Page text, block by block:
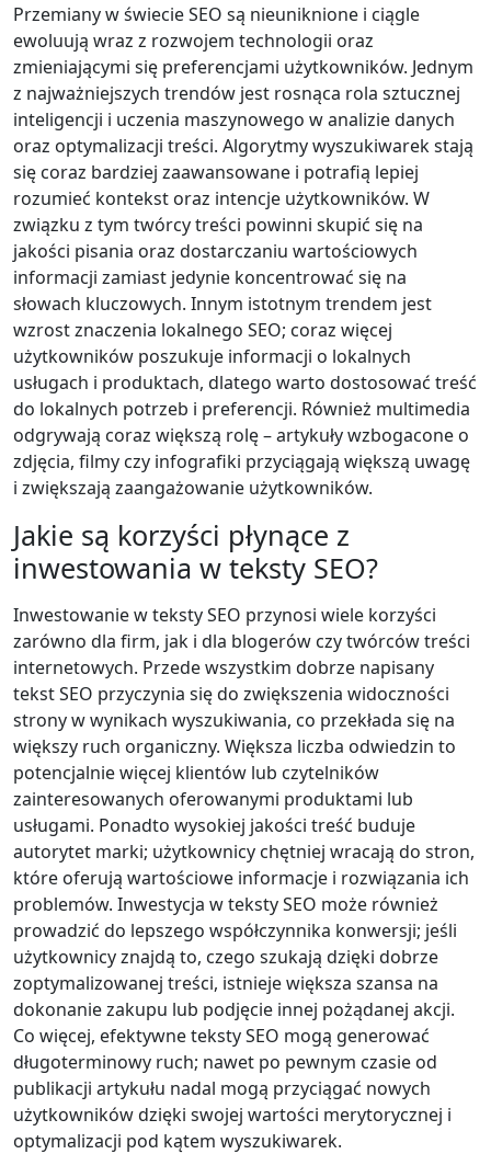
Przemiany w świecie SEO są nieuniknione i ciągle
ewoluują wraz z rozwojem technologii oraz
zmieniającymi się preferencjami użytkowników. Jednym
z najważniejszych trendów jest rosnąca rola sztucznej
inteligencji i uczenia maszynowego w analizie danych
oraz optymalizacji treści. Algorytmy wyszukiwarek stają
się coraz bardziej zaawansowane i potrafią lepiej
rozumieć kontekst oraz intencje użytkowników. W
związku z tym twórcy treści powinni skupić się na
jakości pisania oraz dostarczaniu wartościowych
informacji zamiast jedynie koncentrować się na
słowach kluczowych. Innym istotnym trendem jest
wzrost znaczenia lokalnego SEO; coraz więcej
użytkowników poszukuje informacji o lokalnych
usługach i produktach, dlatego warto dostosować treść
do lokalnych potrzeb i preferencji. Również multimedia
odgrywają coraz większą rolę – artykuły wzbogacone o
zdjęcia, filmy czy infografiki przyciągają większą uwagę
i zwiększają zaangażowanie użytkowników.
Jakie są korzyści płynące z
inwestowania w teksty SEO?
Inwestowanie w teksty SEO przynosi wiele korzyści
zarówno dla firm, jak i dla blogerów czy twórców treści
internetowych. Przede wszystkim dobrze napisany
tekst SEO przyczynia się do zwiększenia widoczności
strony w wynikach wyszukiwania, co przekłada się na
większy ruch organiczny. Większa liczba odwiedzin to
potencjalnie więcej klientów lub czytelników
zainteresowanych oferowanymi produktami lub
usługami. Ponadto wysokiej jakości treść buduje
autorytet marki; użytkownicy chętniej wracają do stron,
które oferują wartościowe informacje i rozwiązania ich
problemów. Inwestycja w teksty SEO może również
prowadzić do lepszego współczynnika konwersji; jeśli
użytkownicy znajdą to, czego szukają dzięki dobrze
zoptymalizowanej treści, istnieje większa szansa na
dokonanie zakupu lub podjęcie innej pożądanej akcji.
Co więcej, efektywne teksty SEO mogą generować
długoterminowy ruch; nawet po pewnym czasie od
publikacji artykułu nadal mogą przyciągać nowych
użytkowników dzięki swojej wartości merytorycznej i
optymalizacji pod kątem wyszukiwarek.